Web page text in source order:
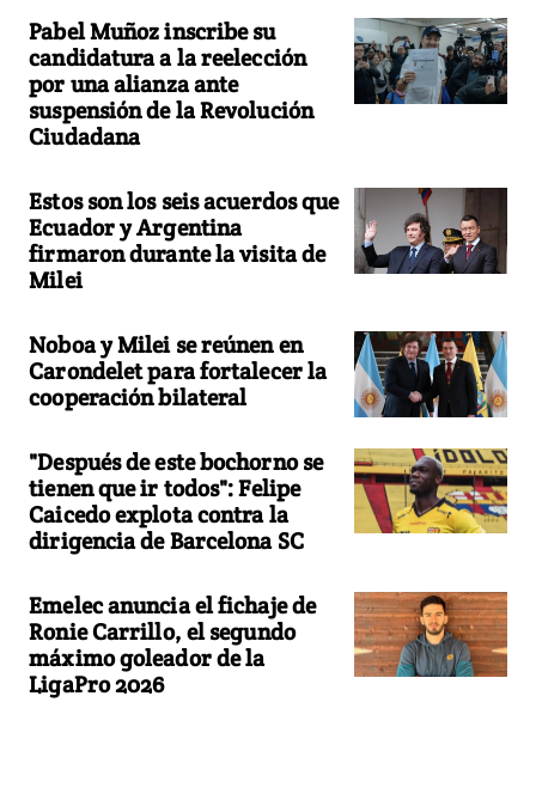
Pabel Muñoz inscribe su
candidatura a la reelección
por una alianza ante
suspensión de la Revolución
Ciudadana
Estos son los seis acuerdos que
Ecuador y Argentina
firmaron durante la visita de
Milei
Noboa y Milei se reúnen en
Carondelet para fortalecer la
cooperación bilateral
"Después de este bochorno se
tienen que ir todos": Felipe
Caicedo explota contra la
dirigencia de Barcelona SC
Emelec anuncia el fichaje de
Ronie Carrillo, el segundo
máximo goleador de la
LigaPro 2026